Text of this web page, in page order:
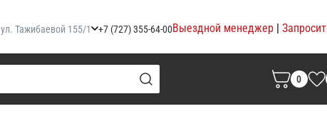
ул. Тажибаевой 155/1 +7 (727) 355-64-00Выездной менеджер |
0